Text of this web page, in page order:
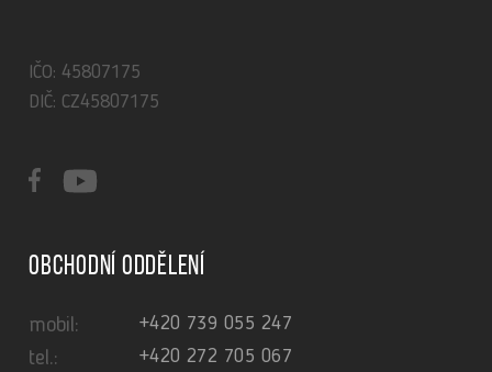
IČO: 45807175
DIČ: CZ45807175
Obchodní oddělení
mobil: +420 739 055 247
tel.: +420 272 705 067